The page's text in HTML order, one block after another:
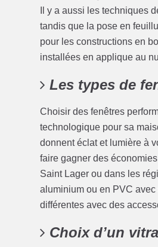
Il y a aussi les techniques
tandis que la pose en
pour les constructions en
installées en applique au
Les types de
Choisir des fenêtres
technologique pour sa
donnent éclat et lumière à
faire gagner des
Saint Lager ou dans les
aluminium ou en PVC
différentes avec des
Choix d’un